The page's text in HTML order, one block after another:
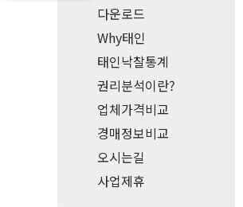
다운로드
Why태인
태인낙찰통계
권리분석이란?
업체가격비교
경매정보비교
오시는길
사업제휴